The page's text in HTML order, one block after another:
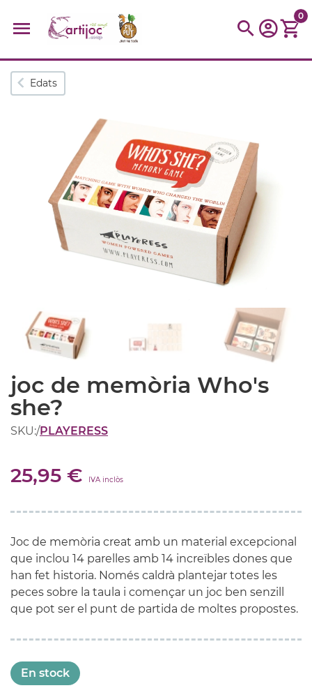
Cerques populars
parquing
0
Edats
joc de memòria Who's
she?
SKU:/PLAYERESS
25,95 € IVA inclòs
Joc de memòria creat amb un material excepcional
que inclou 14 parelles amb 14 increïbles dones que
han fet historia. Només caldrà plantejar totes les
peces sobre la taula i començar un joc ben senzill
que pot ser el punt de partida de moltes propostes.
En stock